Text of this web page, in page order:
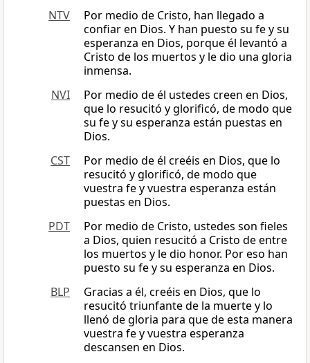
NTV
Por medio de Cristo, han llegado a
confiar en Dios. Y han puesto su fe y su
esperanza en Dios, porque él levantó a
Cristo de los muertos y le dio una gloria
inmensa.
NVI
Por medio de él ustedes creen en Dios,
que lo resucitó y glorificó, de modo que
su fe y su esperanza están puestas en
Dios.
CST
Por medio de él creéis en Dios, que lo
resucitó y glorificó, de modo que
vuestra fe y vuestra esperanza están
puestas en Dios.
PDT
Por medio de Cristo, ustedes son fieles
a Dios, quien resucitó a Cristo de entre
los muertos y le dio honor. Por eso han
puesto su fe y su esperanza en Dios.
BLP
Gracias a él, creéis en Dios, que lo
resucitó triunfante de la muerte y lo
llenó de gloria para que de esta manera
vuestra fe y vuestra esperanza
descansen en Dios.